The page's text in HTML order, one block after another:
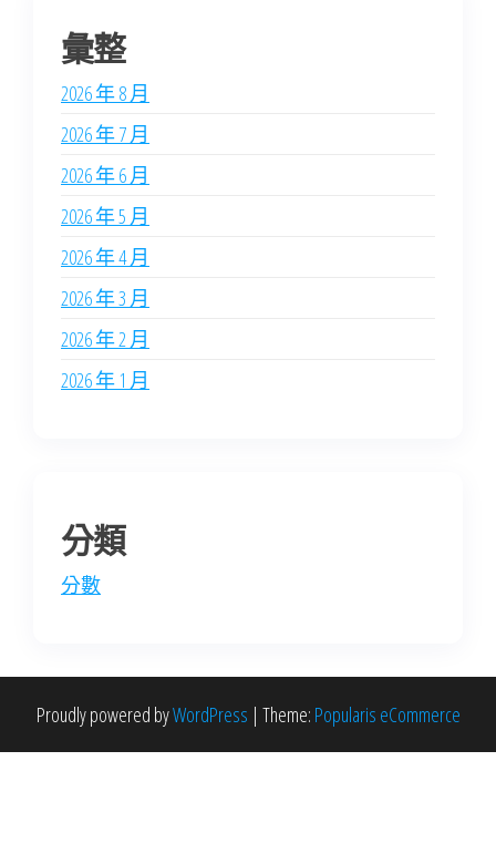
彙整
2026 年 8 月
2026 年 7 月
2026 年 6 月
2026 年 5 月
2026 年 4 月
2026 年 3 月
2026 年 2 月
2026 年 1 月
分類
分數
Proudly powered byWordPress | Theme: Popularis eCommerce